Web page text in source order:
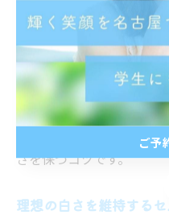
る感覚を覚えたため、頻
ます。
さらに、ホワイトニング
後の飲食やセルフケアに
色素沈着しやすい飲食物
れるアフターケアをしっ
さを保つコツです。
理想の白さを維持する
ご予
ご予